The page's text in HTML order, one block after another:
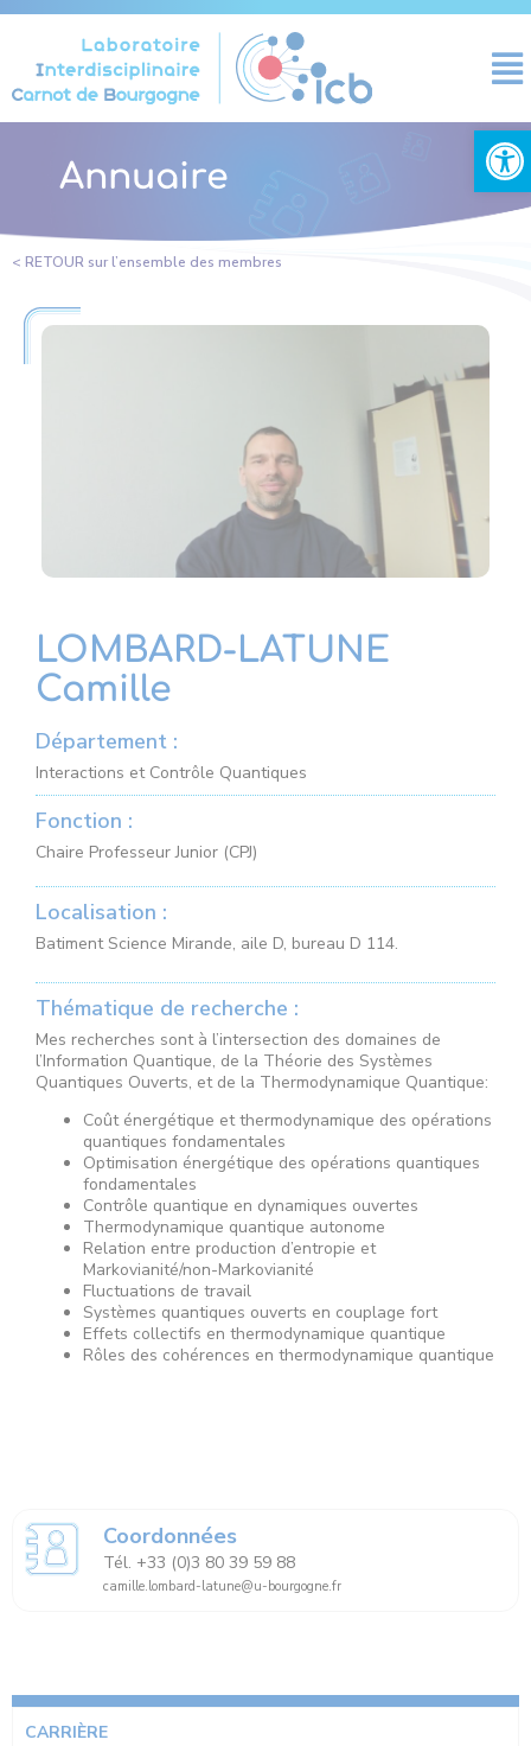
Annuaire
< RETOUR sur l’ensemble des membres
LOMBARD-LATUNE
Camille
Département :
Interactions et Contrôle Quantiques
Fonction :
Chaire Professeur Junior (CPJ)
Localisation :
Batiment Science Mirande, aile D, bureau D 114.
Thématique de recherche :
Mes recherches sont à l’intersection des domaines de
l’Information Quantique, de la Théorie des Systèmes
Quantiques Ouverts, et de la Thermodynamique Quantique:
Coût énergétique et thermodynamique des opérations
quantiques fondamentales
Optimisation énergétique des opérations quantiques
fondamentales
Contrôle quantique en dynamiques ouvertes
Thermodynamique quantique autonome
Relation entre production d’entropie et
Markovianité/non-Markovianité
Fluctuations de travail
Systèmes quantiques ouverts en couplage fort
Effets collectifs en thermodynamique quantique
Rôles des cohérences en thermodynamique quantique
Coordonnées
Tél. +33 (0)3 80 39 59 88
camille.lombard-latune@u-bourgogne.fr
CARRIÈRE
Cookies management panel